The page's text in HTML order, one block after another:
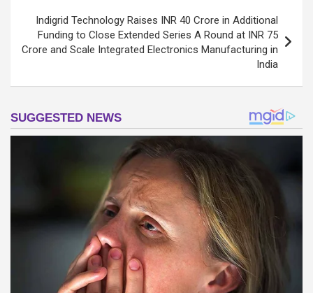
Indigrid Technology Raises INR 40 Crore in Additional
Funding to Close Extended Series A Round at INR 75
Crore and Scale Integrated Electronics Manufacturing in
India